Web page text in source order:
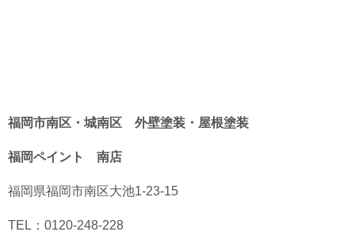
福岡市南区・城南区 外壁塗装・屋根塗装
福岡ペイント 南店
福岡県福岡市南区大池1-23-15
TEL：0120-248-228